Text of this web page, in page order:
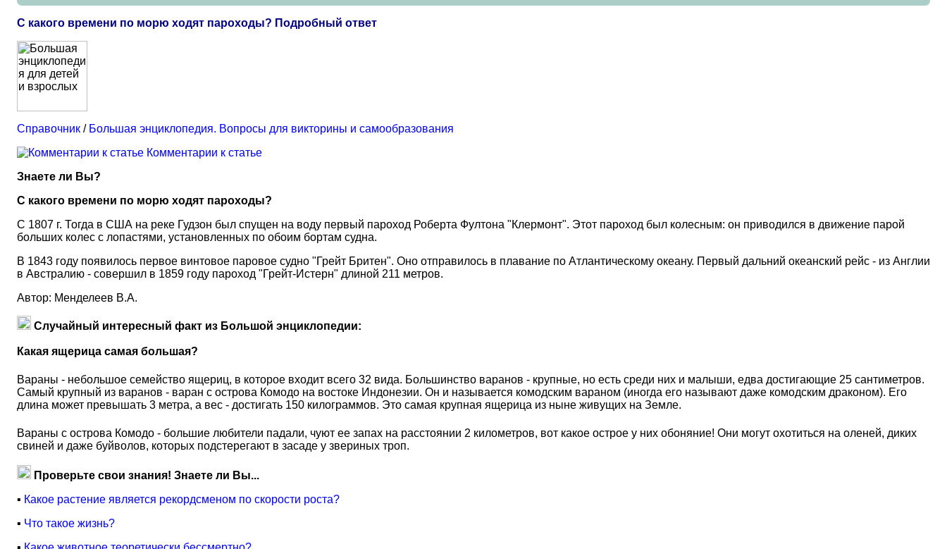
С какого времени по морю ходят пароходы? Подробный ответ
Справочник / Большая энциклопедия. Вопросы для викторины и самообразования
Комментарии к статье
Знаете ли Вы?
С какого времени по морю ходят пароходы?
С 1807 г. Тогда в США на реке Гудзон был спущен на воду первый пароход Роберта Фултона "Клермонт". Этот пароход был колесным: он приводился в движение парой
больших колес с лопастями, установленных по обоим бортам судна.
В 1843 году появилось первое винтовое паровое судно "Грейт Бритен". Оно отправилось в плавание по Атлантическому океану. Первый дальний океанский рейс - из Англии
в Австралию - совершил в 1859 году пароход "Грейт-Истерн" длиной 211 метров.
Автор: Менделеев В.А.
Случайный интересный факт из Большой энциклопедии:
Какая ящерица самая большая?
Вараны - небольшое семейство ящериц, в которое входит всего 32 вида. Большинство варанов - крупные, но есть среди них и малыши, едва достигающие 25 сантиметров.
Самый крупный из варанов - варан с острова Комодо на востоке Индонезии. Он и называется комодским вараном (иногда его называют даже комодским драконом). Его
длина может превышать 3 метра, а вес - достигать 150 килограммов. Это самая крупная ящерица из ныне живущих на Земле.
Вараны с острова Комодо - большие любители падали, чуют ее запах на расстоянии 2 километров, вот какое острое у них обоняние! Они могут охотиться на оленей, диких
свиней и даже буйволов, которых подстерегают в засаде у звериных троп.
Проверьте свои знания! Знаете ли Вы...
▪ Какое растение является рекордсменом по скорости роста?
▪ Что такое жизнь?